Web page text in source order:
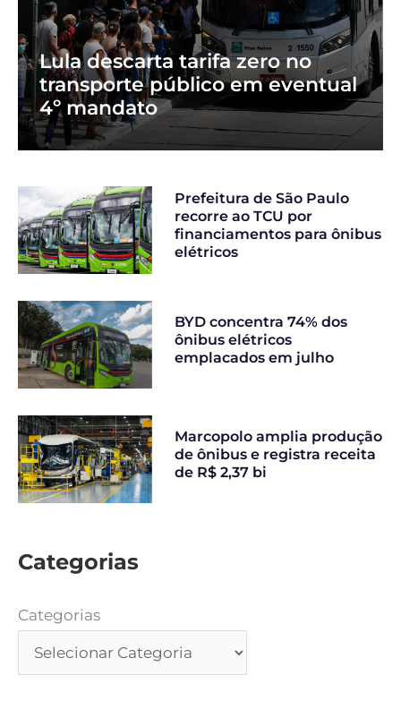
Lula descarta tarifa zero no
transporte público em eventual
4º mandato
Prefeitura de São Paulo
recorre ao TCU por
financiamentos para ônibus
elétricos
BYD concentra 74% dos
ônibus elétricos
emplacados em julho
Marcopolo amplia produção
de ônibus e registra receita
de R$ 2,37 bi
Categorias
Categorias